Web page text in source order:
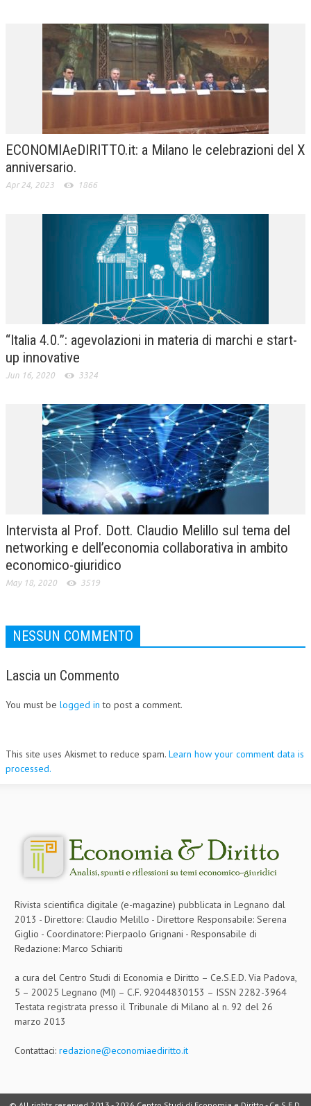
ECONOMIAeDIRITTO.it: a Milano le celebrazioni del X
anniversario.
Apr 24, 2023 1866
“Italia 4.0.”: agevolazioni in materia di marchi e start-
up innovative
Jun 16, 2020 3324
Intervista al Prof. Dott. Claudio Melillo sul tema del
networking e dell’economia collaborativa in ambito
economico-giuridico
May 18, 2020 3519
NESSUN COMMENTO
Lascia un Commento
You must be logged in to post a comment.
This site uses Akismet to reduce spam. Learn how your comment data is
processed.
Rivista scientifica digitale (e-magazine) pubblicata in Legnano dal
2013 - Direttore: Claudio Melillo - Direttore Responsabile: Serena
Giglio - Coordinatore: Pierpaolo Grignani - Responsabile di
Redazione: Marco Schiariti
a cura del Centro Studi di Economia e Diritto – Ce.S.E.D. Via Padova,
5 – 20025 Legnano (MI) – C.F. 92044830153 – ISSN 2282-3964
Testata registrata presso il Tribunale di Milano al n. 92 del 26
marzo 2013
Contattaci: redazione@economiaediritto.it